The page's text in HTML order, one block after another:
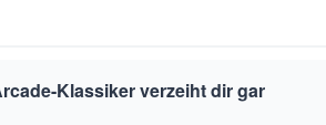
Klassiker verzeiht dir gar